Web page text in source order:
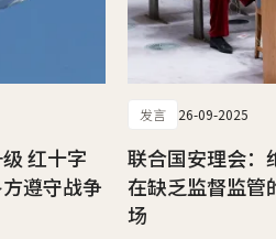
红十字
遵守战争
发言 26-09-2025
联合国安理会：
在缺乏监督监管
场